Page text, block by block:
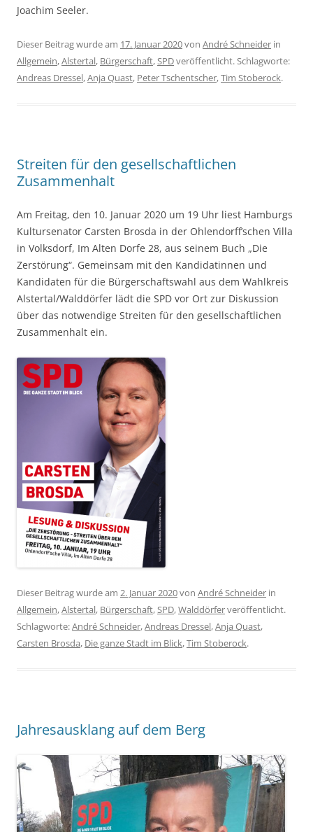
Joachim Seeler.
Dieser Beitrag wurde am 17. Januar 2020von André Schneider in
Allgemein,Alstertal, Bürgerschaft,SPDveröffentlicht. Schlagworte:
Andreas Dressel,Anja Quast, Peter Tschentscher,Tim Stoberock.
Streiten für den gesellschaftlichen
Zusammenhalt
Am Freitag, den 10. Januar 2020 um 19 Uhr liest Hamburgs
Kultursenator Carsten Brosda in der Ohlendorff’schen Villa
in Volksdorf, Im Alten Dorfe 28, aus seinem Buch „Die
Zerstörung“. Gemeinsam mit den Kandidatinnen und
Kandidaten für die Bürgerschaftswahl aus dem Wahlkreis
Alstertal/Walddörfer lädt die SPD vor Ort zur Diskussion
über das notwendige Streiten für den gesellschaftlichen
Zusammenhalt ein.
Dieser Beitrag wurde am 2. Januar 2020von André Schneider in
Allgemein,Alstertal, Bürgerschaft,SPD,Walddörferveröffentlicht.
Schlagworte:André Schneider,Andreas Dressel,Anja Quast,
Carsten Brosda, Die ganze Stadt im Blick,Tim Stoberock.
Jahresausklang auf dem Berg